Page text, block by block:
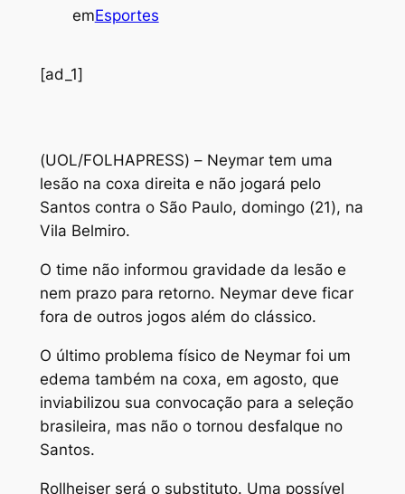
emEsportes
[ad_1]
(UOL/FOLHAPRESS) – Neymar tem uma
lesão na coxa direita e não jogará pelo
Santos contra o São Paulo, domingo (21), na
Vila Belmiro.
O time não informou gravidade da lesão e
nem prazo para retorno. Neymar deve ficar
fora de outros jogos além do clássico.
O último problema físico de Neymar foi um
edema também na coxa, em agosto, que
inviabilizou sua convocação para a seleção
brasileira, mas não o tornou desfalque no
Santos.
Rollheiser será o substituto. Uma possível